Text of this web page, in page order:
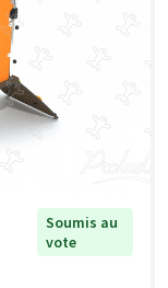
Soumis au
vote